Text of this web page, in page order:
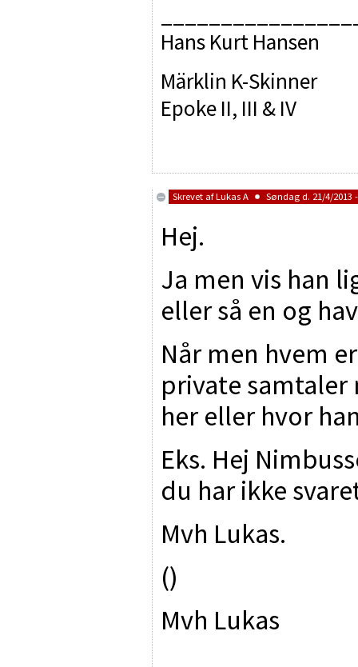
Hans Kurt Hansen
Märklin K-Skinner
Epoke II, III & IV
Skrevet afLukas A Søndag d. 21/4/2013
Hej.
Ja men vis han
eller så en og
Når men hvem
private samtaler
her eller hvor
Eks. Hej
du har ikke
Mvh Lukas.
()
Mvh Lukas